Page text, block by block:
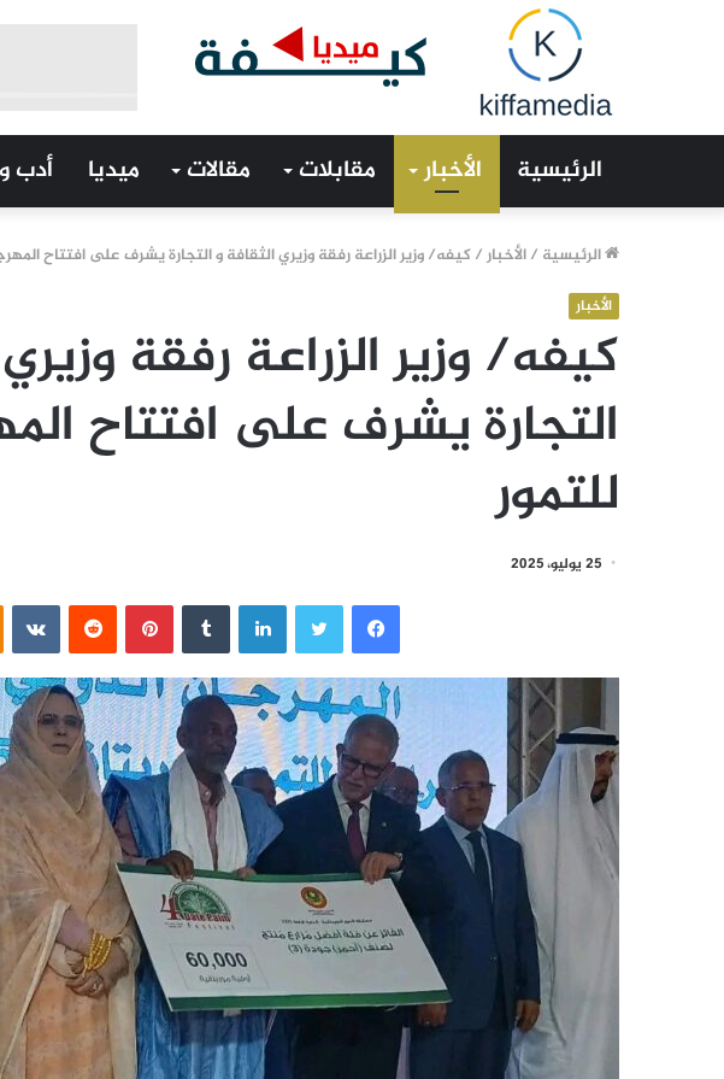
الرئيسية الأخبار مقابلات مقالات ميديا أدب
الرئيسية /الأخبار/كيفه/ وزير الزراعة رفقة وزيري الثقافة و التجارة يشرف على افتتاح
الأخبار
كيفه/ وزير الزراعة رفقة
التجارة يشرف على افتتاح
للتمور
25 يوليو، 2025
فيسبوك لينكدإن بينتيريست